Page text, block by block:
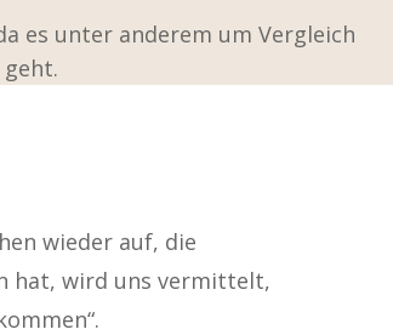
es unter anderem um Vergleich
wieder auf, die
hat, wird uns vermittelt,